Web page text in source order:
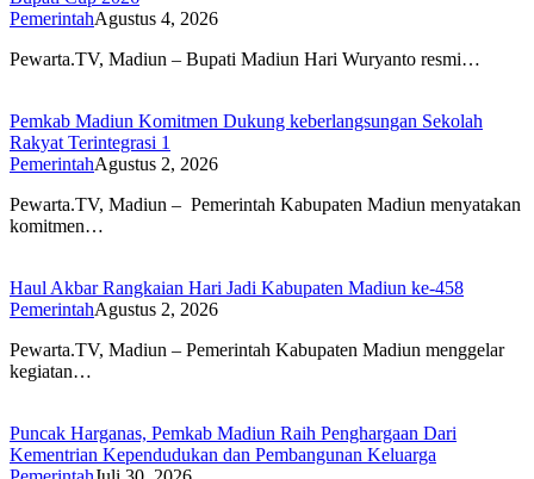
PemerintahAgustus 4, 2026
Pewarta.TV, Madiun – Bupati Madiun Hari Wuryanto resmi…
Pemkab Madiun Komitmen Dukung keberlangsungan Sekolah
Rakyat Terintegrasi 1
PemerintahAgustus 2, 2026
Pewarta.TV, Madiun – Pemerintah Kabupaten Madiun menyatakan
komitmen…
Haul Akbar Rangkaian Hari Jadi Kabupaten Madiun ke-458
PemerintahAgustus 2, 2026
Pewarta.TV, Madiun – Pemerintah Kabupaten Madiun menggelar
kegiatan…
Puncak Harganas, Pemkab Madiun Raih Penghargaan Dari
Kementrian Kependudukan dan Pembangunan Keluarga